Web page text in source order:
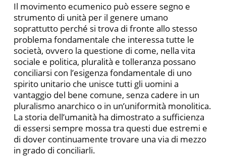
Il movimento ecumenico può essere segno e
strumento di unità per il genere umano
soprattutto perché si trova di fronte allo stesso
problema fondamentale che interessa tutte le
società, ovvero la questione di come, nella vita
sociale e politica, pluralità e tolleranza possano
conciliarsi con l’esigenza fondamentale di uno
spirito unitario che unisce tutti gli uomini a
vantaggio del bene comune, senza cadere in un
pluralismo anarchico o in un’uniformità monolitica.
La storia dell’umanità ha dimostrato a sufficienza
di essersi sempre mossa tra questi due estremi e
di dover continuamente trovare una via di mezzo
in grado di conciliarli.